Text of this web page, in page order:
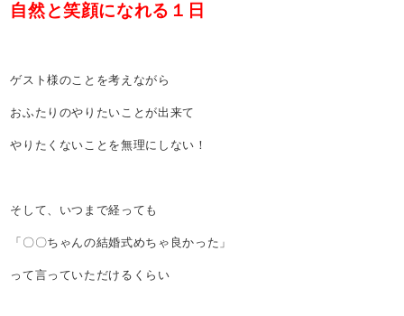
自然と笑顔になれる１日
ゲスト様のことを考えながら
おふたりのやりたいことが出来て
やりたくないことを無理にしない！
そして、いつまで経っても
「〇〇ちゃんの結婚式めちゃ良かった」
って言っていただけるくらい